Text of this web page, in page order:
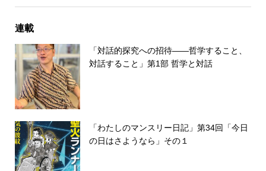
連載
「対話的探究への招待――哲学すること、
対話すること」第1部 哲学と対話
「わたしのマンスリー日記」第34回「今日
の日はさようなら」その１